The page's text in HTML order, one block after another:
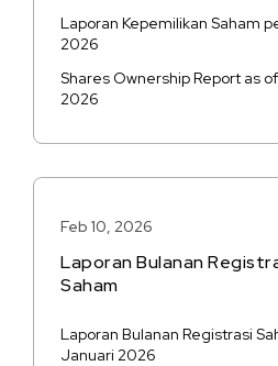
Laporan Kepemilikan Saham
2026
Shares Ownership Report as
2026
Feb 10, 2026
Laporan Bulanan
Saham
Laporan Bulanan Registrasi
Januari 2026